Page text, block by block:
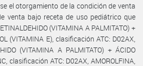
el otorgamiento de la condición de venta
venta bajo receta de uso pediátrico que
(VITAMINA A PALMITATO) +
(VITAMINA E), clasificación ATC: D02AX,
(VITAMINA A PALMITATO) + ÁCIDO
clasificación ATC: D02AX, AMOROLFINA,